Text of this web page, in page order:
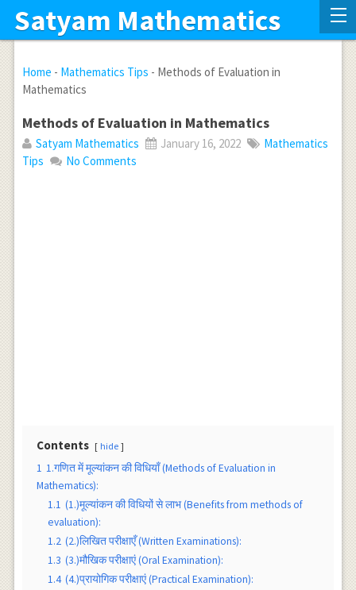
Satyam Mathematics
Home - Mathematics Tips - Methods of Evaluation in
Mathematics
Methods of Evaluation in Mathematics
Satyam Mathematics January 16, 2022
Mathematics
Tips
No Comments
Contents hide
1 1.गणित में मूल्यांकन की विधियाँ (Methods of Evaluation in
Mathematics):
1.1 (1.)मूल्यांकन की विधियों से लाभ (Benefits from methods of
evaluation):
1.2 (2.)लिखित परीक्षाएँ (Written Examinations):
1.3 (3.)मौखिक परीक्षाएं (Oral Examination):
1.4 (4.)प्रायोगिक परीक्षाएं (Practical Examination):